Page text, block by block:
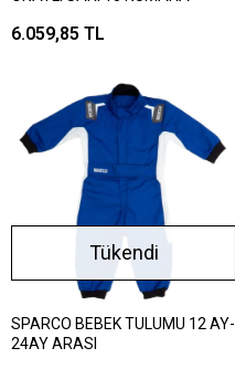
6.059,85 TL
Tükendi
SPARCO BEBEK TULUMU 12 AY-
24AY ARASI